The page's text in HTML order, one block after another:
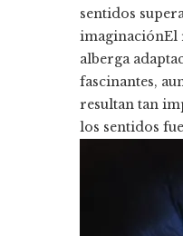
sentidos
imaginaciónEl
alberga
fascinantes,
resultan tan
los sentidos